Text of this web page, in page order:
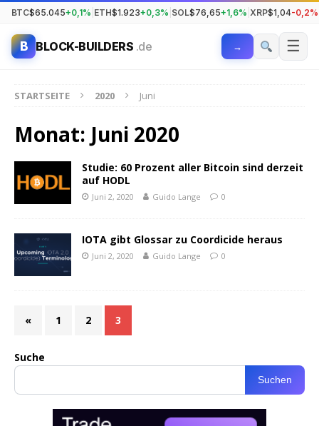
BTC$65.045+0,1% ETH$1.923+0,3% SOL$76,65+1,6% XRP$1,04-0,2%
B BLOCK-BUILDERS .de → ☰
STARTSEITE 2020 Juni
Monat: Juni 2020
Studie: 60 Prozent aller Bitcoin sind derzeit
auf HODL
Juni 2, 2020 Guido Lange 0
IOTA gibt Glossar zu Coordicide heraus
Juni 2, 2020 Guido Lange 0
« 1 2 3
Suche
Suchen